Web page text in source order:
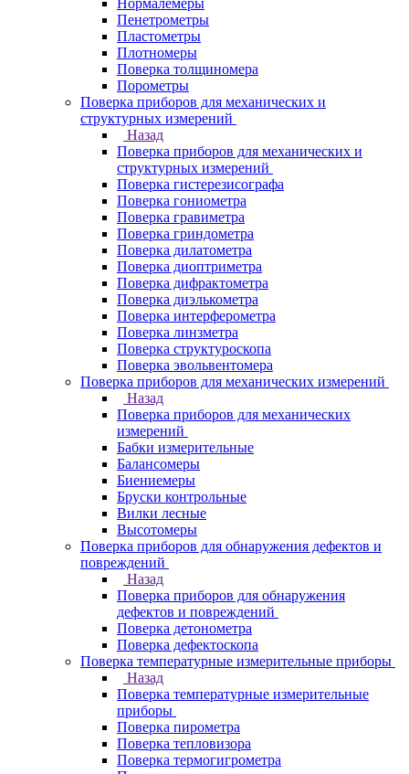
Нормалемеры
Пенетрометры
Пластометры
Плотномеры
Поверка толщиномера
Порометры
Поверка приборов для механических и
структурных измерений
Назад
Поверка приборов для механических и
структурных измерений
Поверка гистерезисографа
Поверка гониометра
Поверка гравиметра
Поверка гриндометра
Поверка дилатометра
Поверка диоптриметра
Поверка дифрактометра
Поверка диэлькометра
Поверка интерферометра
Поверка линзметра
Поверка структуроскопа
Поверка эвольвентомера
Поверка приборов для механических измерений
Назад
Поверка приборов для механических
измерений
Бабки измерительные
Балансомеры
Биениемеры
Бруски контрольные
Вилки лесные
Высотомеры
Поверка приборов для обнаружения дефектов и
повреждений
Назад
Поверка приборов для обнаружения
дефектов и повреждений
Поверка детонометра
Поверка дефектоскопа
Поверка температурные измерительные приборы
Назад
Поверка температурные измерительные
приборы
Поверка пирометра
Поверка тепловизора
Поверка термогигрометра